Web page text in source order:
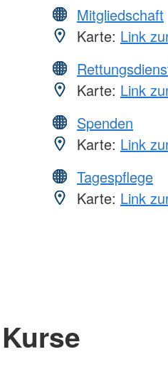
Mitgliedschaft
Karte: Link
Karte: Link
Spenden
Karte: Link
Tagespflege
Karte: Link
Kurse